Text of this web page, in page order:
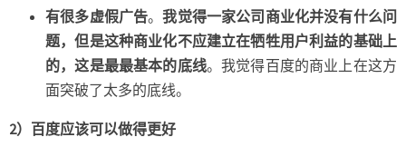
有很多虚假广告。我觉得一家公司商业化并没有什么问
题，但是这种商业化不应建立在牺牲用户利益的基础上
的，这是最最基本的底线。我觉得百度的商业上在这方
面突破了太多的底线。
2）百度应该可以做得更好